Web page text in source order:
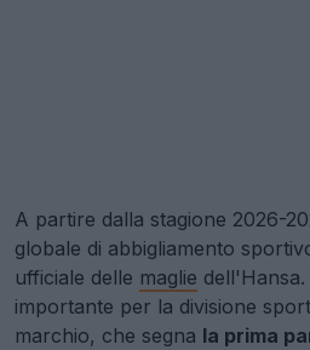
A partire dalla stagione 2026-
globale di abbigliamento
ufficiale delle maglie
importante per la divisione
marchio, che segna la prima